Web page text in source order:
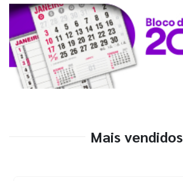
Mais vendidos